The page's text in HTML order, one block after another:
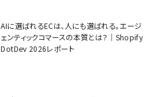
AIに選ばれるECは、人にも選ばれる。エージ
ェンティックコマースの本質とは？｜Shopify
DotDev 2026レポート